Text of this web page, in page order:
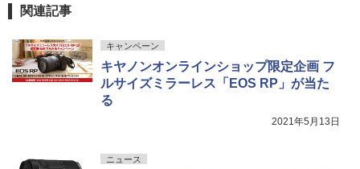
関連記事
キャンペーン
キヤノンオンラインショップ限定企画 フ
ルサイズミラーレス「EOS RP」が当た
る
2021年5月13日
ニュース